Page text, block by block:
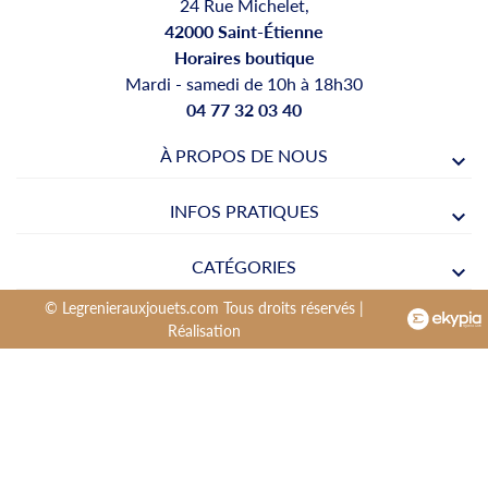
42000 Saint-Étienne
Horaires boutique
Mardi - samedi de 10h à 18h30
04 77 32 03 40
À PROPOS DE NOUS
INFOS PRATIQUES
CATÉGORIES
© Legrenierauxjouets.com Tous droits réservés |
Réalisation